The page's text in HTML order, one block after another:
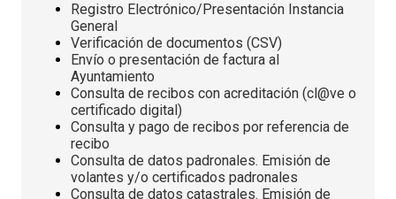
Registro Electrónico/Presentación Instancia
General
Verificación de documentos (CSV)
Envío o presentación de factura al
Ayuntamiento
Consulta de recibos con acreditación (cl@ve o
certificado digital)
Consulta y pago de recibos por referencia de
recibo
Consulta de datos padronales. Emisión de
volantes y/o certificados padronales
Consulta de datos catastrales. Emisión de